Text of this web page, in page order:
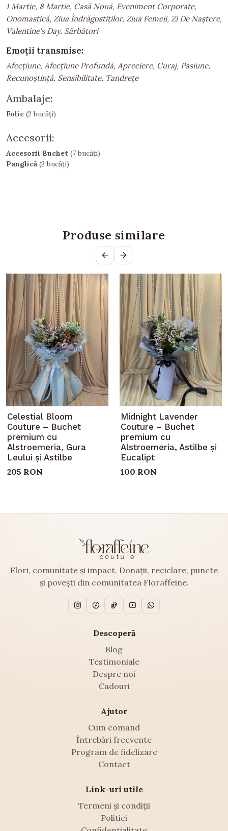
1 Martie, 8 Martie, Casă Nouă, Eveniment Corporate,
Onomastică, Ziua Îndrăgostiților, Ziua Femeii, Zi De Naștere,
Valentine's Day, Sărbători
Emoții transmise:
Afecțiune, Afecțiune Profundă, Apreciere, Curaj, Pasiune,
Recunoștință, Sensibilitate, Tandrețe
Ambalaje:
Folie (2 bucăți)
Accesorii:
Accesorii Buchet (7 bucăți)
Panglică (2 bucăți)
Produse similare
Celestial Bloom
Couture – Buchet
premium cu
Alstroemeria, Gura
Leului și Astilbe
205 RON
Midnight Lavender
Couture – Buchet
premium cu
Alstroemeria, Astilbe și
Eucalipt
100 RON
Flori, comunitate și impact. Donații, reciclare, puncte
și povești din comunitatea Floraffeine.
Descoperă
Blog
Testimoniale
Despre noi
Cadouri
Ajutor
Cum comand
Întrebări frecvente
Program de fidelizare
Contact
Link-uri utile
Termeni și condiții
Politici